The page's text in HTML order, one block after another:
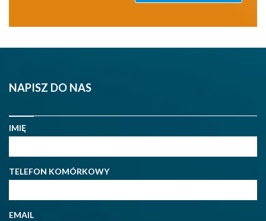
NAPISZ DO NAS
IMIĘ
TELEFON KOMÓRKOWY
EMAIL